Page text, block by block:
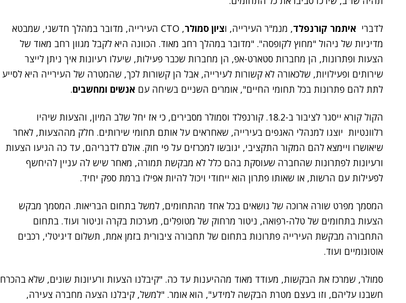
לדברי איתמר קורנפלד, מנמ"ר העירייה, וציון סמולר
, CTO העירייה, מדובר במהלך חדשני, שמבטא
מדיניות של ניהול "מחוץ לקופסה". "מדובר במהלך רחב מאוד. הכוונה היא לקבל מגוון רחב מאוד של
הצעות ופתרונות, הן מחברות סטארט-אפ, הן מחברות שכבר פעילות, שיעלו רעיונות איך ניתן לייצר
שירותים ופעילויות, שלכאורה לא קשורות לעירייה, אבל הן קשורות לכך, שהמטרה של העירייה היא לסייע
לתת להם פתרונות בכל תחומי החיים", אומרים השניים בשיחה עם אנשים ומחשבים.
הקול קורא ייסגר לציבור ב-18.2. קורנפלד וסמולר מסבירים, כי אז יחל שלב המיון, והצעות שיהיו
רלוונטיות יוצגו למנהלי האגפים בעירייה, שאחראים על אותם תחומי שירותים. חלק מההצעות, לאחר
שיאושרו ויימצא להם המקור התקציבי, יגובשו למכרזים על פי חוק. אולם לדבריהם, עד כה הגיעו הצעות
ורעיונות לפתרונות שהחברה שעוסקת בהם כלל לא מבקשת תמורה, מאחר שיש לה עניין להיחשף
לפעילות עם הרשות, או שאותו פתרון הוא ייחודי ויכול להיות אפילו ברמת ספק יחיד.
המסמך מפרט שורה ארוכה של נושאים בכל אחד מהתחומים, למשל בתחום הבריאות. המסמך מבקש
הצעות בתחומים של טלה-רפואה, ניטור מרחוק של מטופלים, מערכות בקרה וניטור ועוד. בתחום
התחבורה מבקשת העירייה פתרונות בתחום של תחבורה ציבורית בזמן אמת, תשלום דיגיטלי, רכבים
אוטונומיים ועוד.
סמולר, שמרכז את הבקשות, מעודד מאוד מההיענות עד כה. "קיבלנו הצעות ורעיונות שונים, שלא בהכרח
חשבנו עליהם, וזו בעצם מטרת הבקשה למידע", הוא אומר. "למשל, קיבלנו הצעה מחברה צעירה,